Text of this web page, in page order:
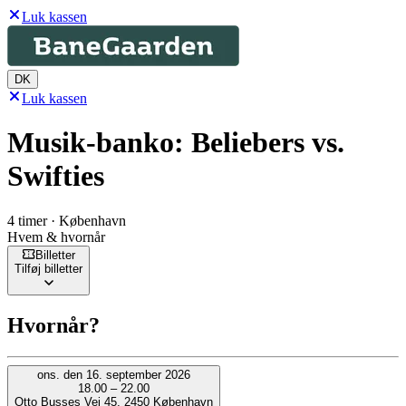
Luk kassen
DK
Luk kassen
Musik-banko: Beliebers vs.
Swifties
4 timer · København
Hvem & hvornår
Billetter
Tilføj billetter
Hvornår?
ons. den 16. september 2026
18.00 – 22.00
Otto Busses Vej 45, 2450 København